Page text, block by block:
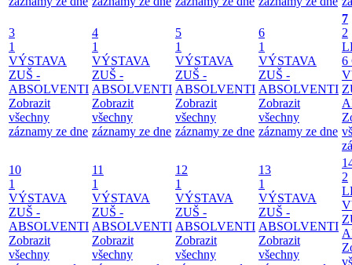
3
1
VÝSTAVA
ZUŠ -
ABSOLVENTI
Zobrazit
všechny
záznamy ze dne
4
1
VÝSTAVA
ZUŠ -
ABSOLVENTI
Zobrazit
všechny
záznamy ze dne
5
1
VÝSTAVA
ZUŠ -
ABSOLVENTI
Zobrazit
všechny
záznamy ze dne
6
1
VÝSTAVA
ZUŠ -
ABSOLVENTI
Zobrazit
všechny
záznamy ze dne
7
2
6
10
1
VÝSTAVA
ZUŠ -
ABSOLVENTI
Zobrazit
všechny
11
1
VÝSTAVA
ZUŠ -
ABSOLVENTI
Zobrazit
všechny
12
1
VÝSTAVA
ZUŠ -
ABSOLVENTI
Zobrazit
všechny
13
1
VÝSTAVA
ZUŠ -
ABSOLVENTI
Zobrazit
všechny
2